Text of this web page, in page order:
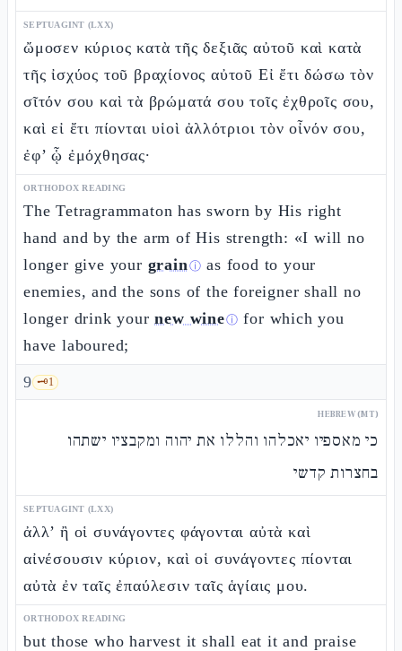
SEPTUAGINT (LXX)
ὤμοσεν κύριος κατὰ τῆς δεξιᾶς αὐτοῦ καὶ κατὰ
τῆς ἰσχύος τοῦ βραχίονος αὐτοῦ Εἰ ἔτι δώσω τὸν
σῖτόν σου καὶ τὰ βρώματά σου τοῖς ἐχθροῖς σου,
καὶ εἰ ἔτι πίονται υἱοὶ ἀλλότριοι τὸν οἶνόν σου,
ἐφ’ ᾧ ἐμόχθησας·
ORTHODOX READING
The Tetragrammaton has sworn by His right
hand and by the arm of His strength: «I will no
longer give your grainⓘ as food to your
enemies, and the sons of the foreigner shall no
longer drink yournew wineⓘ for which you
have laboured;
9 🗝️1
HEBREW (MT)
כי מאספיו יאכלהו והללו את יהוה ומקבציו ישתהו
בחצרות קדשי
SEPTUAGINT (LXX)
ἀλλ’ ἢ οἱ συνάγοντες φάγονται αὐτὰ καὶ
αἰνέσουσιν κύριον, καὶ οἱ συνάγοντες πίονται
αὐτὰ ἐν ταῖς ἐπαύλεσιν ταῖς ἁγίαις μου.
ORTHODOX READING
but those who harvest it shall eat it and praise